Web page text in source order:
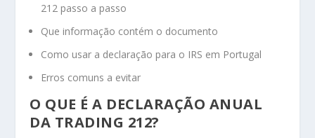
212 passo a passo
Que informação contém o documento
Como usar a declaração para o IRS em Portugal
Erros comuns a evitar
O QUE É A DECLARAÇÃO ANUAL
DA TRADING 212?